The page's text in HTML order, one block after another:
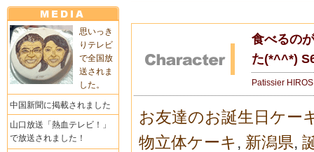
思いっき
りテレビ
で全国放
送されま
した。
中国新聞に掲載されました
山口放送「熱血テレビ！」
で放送されました！
食べるの
た(*^^*)
Patissier
お友達のお誕生日ケー
物立体ケーキ , 新潟県,